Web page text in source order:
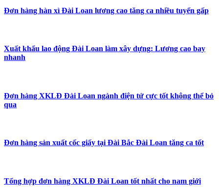
Đơn hàng hàn xì Đài Loan lương cao tăng ca nhiều tuyển gấp
Xuất khẩu lao động Đài Loan làm xây dựng: Lương cao bay
nhanh
Đơn hàng XKLĐ Đài Loan ngành điện tử cực tốt không thể bỏ
qua
Đơn hàng sản xuất cốc giấy tại Đài Bắc Đài Loan tăng ca tốt
Tổng hợp đơn hàng XKLĐ Đài Loan tốt nhất cho nam giới